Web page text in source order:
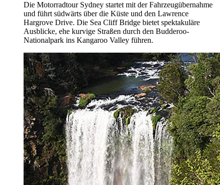
Die Motorradtour Sydney startet mit der Fahrzeugübernahme
und führt südwärts über die Küste und den Lawrence
Hargrove Drive. Die Sea Cliff Bridge bietet spektakuläre
Ausblicke, ehe kurvige Straßen durch den Budderoo-
Nationalpark ins Kangaroo Valley führen.